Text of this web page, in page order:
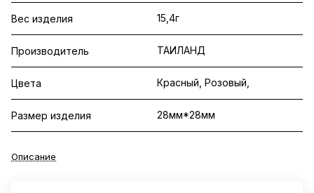
Вес изделия 15,4г
Производитель ТАИЛАНД
Цвета Красный, Розовый,
Размер изделия 28мм*28мм
Описание